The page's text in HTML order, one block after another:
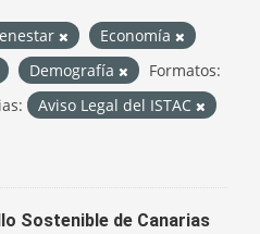
Economía
Demografía
Formatos:
Aviso Legal del ISTAC
Sostenible de Canarias